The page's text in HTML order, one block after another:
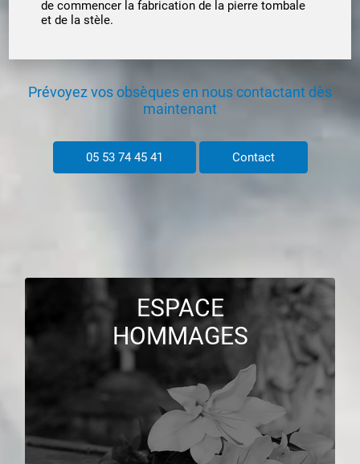
de commencer la fabrication de la pierre tombale
et de la stèle.
Prévoyez vos obsèques en nous contactant dès
maintenant
05 53 74 45 41 Contact
ESPACE
HOMMAGES